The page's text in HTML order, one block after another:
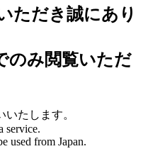
ただき誠にあり
のみ閲覧いただ
いたします。
service.
used from Japan.